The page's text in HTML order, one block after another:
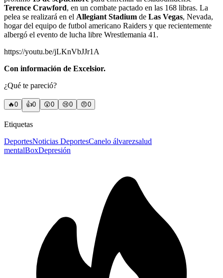
Terence Crawford, en un combate pactado en las 168 libras. La
pelea se realizará en el Allegiant Stadium de Las Vegas, Nevada,
hogar del equipo de futbol americano Raiders y que recientemente
albergó el evento de lucha libre Wrestlemania 41.
https://youtu.be/jLKnVbJJr1A
Con información de Excelsior.
¿Qué te pareció?
🔥0 👍0 😲0 😢0 😠0
Etiquetas
DeportesNoticias DeportesCanelo álvarezsalud
mentalBoxDepresión